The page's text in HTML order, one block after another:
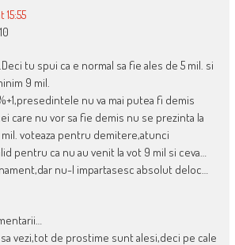
15:55
tu spui ca e normal sa fie ales de 5 mil. si
9 mil.
nu va mai putea fi demis
care nu vor sa fie demis nu se prezinta la
voteaza pentru demitere,atunci
pentru ca nu au venit la vot 9 mil si ceva…
nu-l impartasesc absolut deloc…
vezi,tot de prostime sunt alesi,deci pe cale